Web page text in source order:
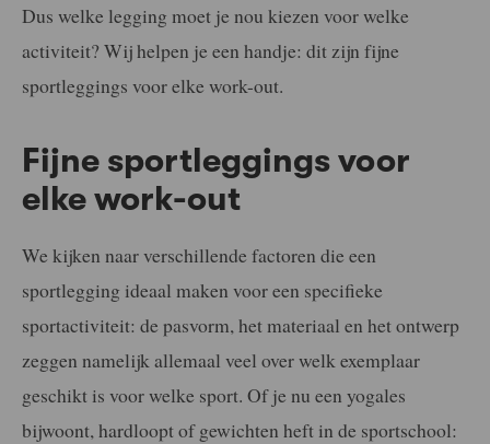
Dus welke legging moet je nou kiezen voor welke
activiteit? Wij helpen je een handje: dit zijn fijne
sportleggings voor elke work-out.
Fijne sportleggings voor
elke work-out
We kijken naar verschillende factoren die een
sportlegging ideaal maken voor een specifieke
sportactiviteit: de pasvorm, het materiaal en het ontwerp
zeggen namelijk allemaal veel over welk exemplaar
geschikt is voor welke sport. Of je nu een yogales
bijwoont, hardloopt of gewichten heft in de sportschool: